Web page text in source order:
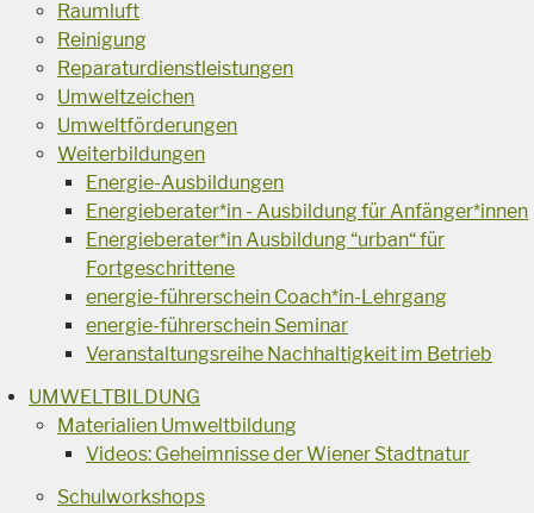
Raumluft
Reinigung
Reparaturdienstleistungen
Umweltzeichen
Umweltförderungen
Weiterbildungen
Energie-Ausbildungen
Energieberater*in - Ausbildung für Anfänger*innen
Energieberater*in Ausbildung “urban“ für
Fortgeschrittene
energie-führerschein Coach*in-Lehrgang
energie-führerschein Seminar
Veranstaltungsreihe Nachhaltigkeit im Betrieb
UMWELTBILDUNG
Materialien Umweltbildung
Videos: Geheimnisse der Wiener Stadtnatur
Schulworkshops